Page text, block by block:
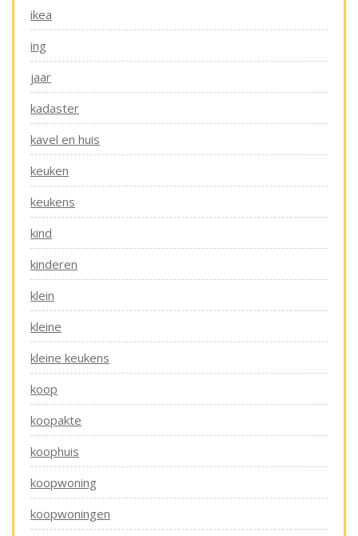
ikea
ing
jaar
kadaster
kavel en huis
keuken
keukens
kind
kinderen
klein
kleine
kleine keukens
koop
koopakte
koophuis
koopwoning
koopwoningen